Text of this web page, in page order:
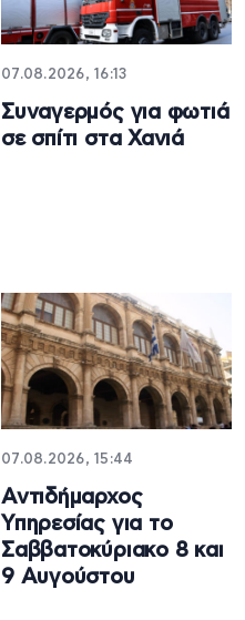
07.08.2026, 16:13
Συναγερμός για φωτιά
σε σπίτι στα Χανιά
07.08.2026, 15:44
Αντιδήμαρχος
Υπηρεσίας για το
Σαββατοκύριακο 8 και
9 Αυγούστου